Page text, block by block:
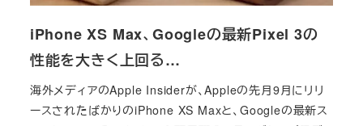
iPhone XS Max、Googleの最新Pixel 3の
性能を大きく上回る…
海外メディアのApple Insiderが、Appleの先月9月にリリ
ースされたばかりのiPhone XS Maxと、Googleの最新ス